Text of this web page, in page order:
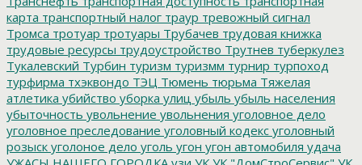
карта транспортный налог траур тревожный сигнал
Тромса тротуар тротуары Трубачев трудовая книжка
трудовые ресурсы трудоустройство Трутнев туберкулез
Тукалевский Турбин туризм туризмм турнир турпоход
турфирма тхэквондо ТЭЦ Тюмень тюрьма Тяжелая
атлетика убийство уборка улиц убыль убыль населения
убыточность увольнение увольнения уголовное дело
уголовное преследование уголовный кодекс уголовный
розыск уголоное дело уголь угон угон автомобиля удача